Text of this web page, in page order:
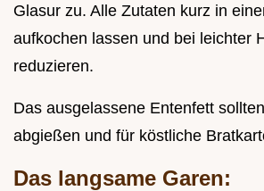
Glasur zu. Alle Zutaten kurz in
aufkochen lassen und bei leichter
reduzieren.
Das ausgelassene Entenfett
abgießen und für köstliche
Das langsame Garen: